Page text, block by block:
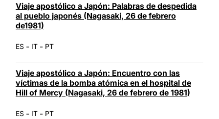
Viaje apostólico a Japón: Palabras de despedida
al pueblo japonés (Nagasaki, 26 de febrero
de1981)
ES - IT - PT
Viaje apostólico a Japón: Encuentro con las
víctimas de la bomba atómica en el hospital de
Hill of Mercy (Nagasaki, 26 de febrero de 1981)
ES - IT - PT